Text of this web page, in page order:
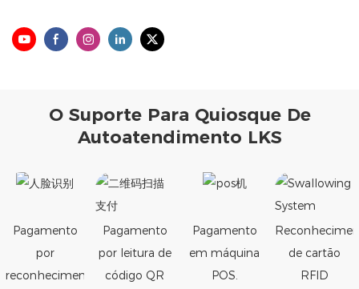
O Suporte Para Quiosque De
Autoatendimento LKS
Pagamento
por
reconhecimento
Pagamento
por leitura de
código QR
Pagamento
em máquina
POS.
de cartão
RFID